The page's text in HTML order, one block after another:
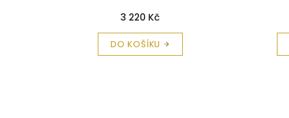
3 220 Kč
DO KOŠÍKU